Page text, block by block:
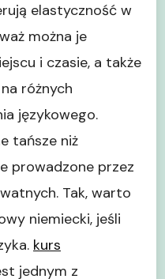
elastyczność w
można je
i czasie, a także
różnych
językowego.
tańsze niż
prowadzone przez
Tak, warto
niemiecki, jeśli
kurs
jednym z